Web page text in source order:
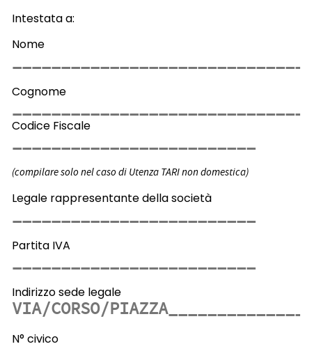
Intestata a:
Nome
Cognome
Codice Fiscale
(compilare solo nel caso di Utenza TARI non domestica)
Legale rappresentante della società
Partita IVA
Indirizzo sede legale
N° civico